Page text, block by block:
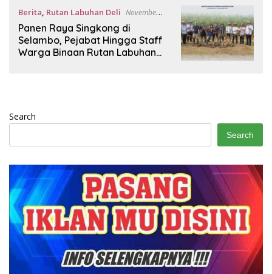
Berita, Rutan Labuhan Deli November
17, 2025
Panen Raya Singkong di
Selambo, Pejabat Hingga Staff
Warga Binaan Rutan Labuhan
Search
Search